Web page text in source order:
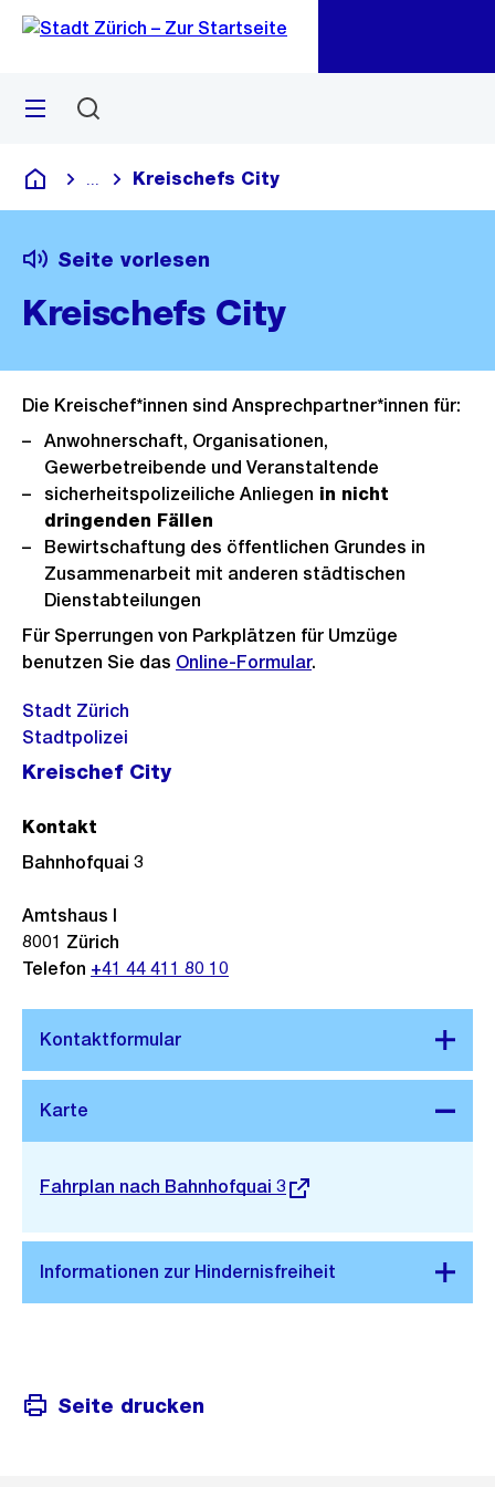
Navigation
Sprunglink
Menü
Deutsch
Blende alle Breadcrumbs ein
Kreischefs City
Seite vorlesen
Kreischefs City
Die Kreischef*innen sind Ansprechpartner*innen für:
Anwohnerschaft, Organisationen,
Gewerbetreibende und Veranstaltende
sicherheitspolizeiliche Anliegen in nicht
dringenden Fällen
Bewirtschaftung des öffentlichen Grundes in
Zusammenarbeit mit anderen städtischen
Dienstabteilungen
Für Sperrungen von Parkplätzen für Umzüge
benutzen Sie das Online-Formular.
Stadt Zürich
Stadtpolizei
Kreischef City
Stadtplan 3D
Externer
Fahrplan nach Bahnhofquai 3
Kontakt
Bahnhofquai 3
Amtshaus I
8001 Zürich
Telefon +41 44 411 80 10
Seite drucken